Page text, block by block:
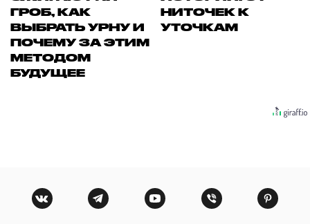
ГРОБ, КАК
ВЫБРАТЬ УРНУ И
ПОЧЕМУ ЗА ЭТИМ
МЕТОДОМ
БУДУЩЕЕ
НИТОЧЕК К
УТОЧКАМ